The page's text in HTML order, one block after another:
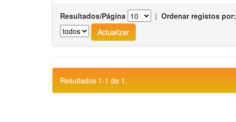
Resultados/Página | Ordenar registos por:
Resultados 1-1 de 1.